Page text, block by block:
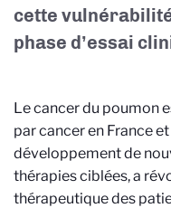
cette
phase d’essai
Le cancer du poumon
par cancer en France
développement de
thérapies ciblées, a
thérapeutique des